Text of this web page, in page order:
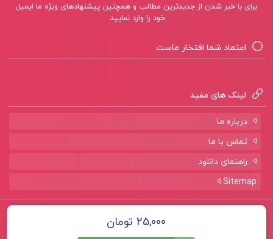
برای با خبر شدن از جدیدترین مطالب و همچنین پیشنهادهای ویژه ما ایمیل
خود را وارد نمایید.
اعتماد شما افتخار ماست
لینک های مفید
درباره ما
تماس با ما
راهنمای دانلود
Sitemap
تمامی حقوق برای سایت پروژه لند 25,000 تومان